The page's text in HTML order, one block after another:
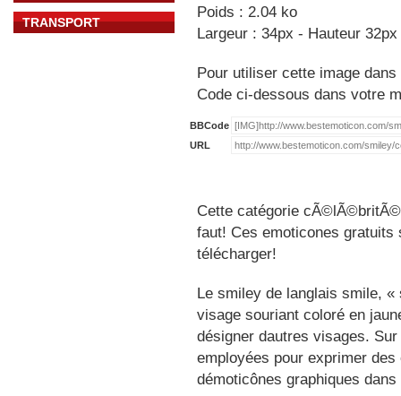
TRANSPORT
Poids : 2.04 ko
Largeur : 34px - Hauteur 32px
Pour utiliser cette image
Code ci-dessous dans votre
BBCode
URL
Cette catégorie
faut! Ces emoticones
télécharger!
Le smiley de langlais smile,
visage souriant coloré en
désigner dautres visages.
employées pour exprimer
démoticônes graphiques